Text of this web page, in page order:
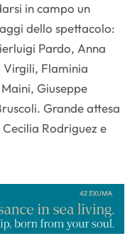
in campo un
dello spettacolo:
Pardo, Anna
Virgili, Flaminia
Giuseppe
Grande attesa
Rodriguez e